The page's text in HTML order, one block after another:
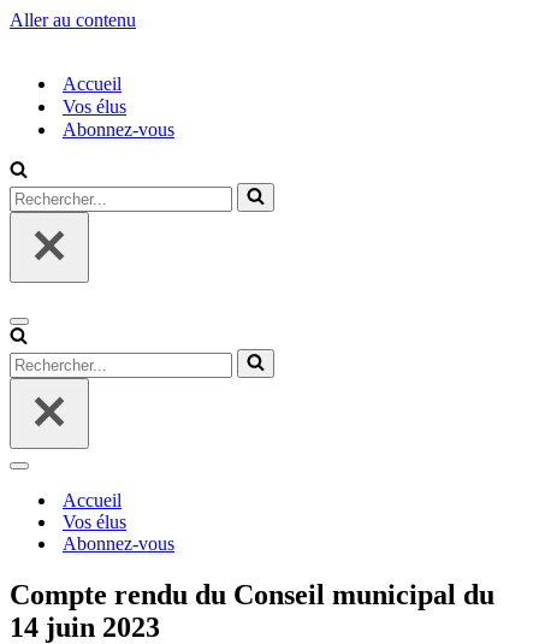
Aller au contenu
Accueil
Vos élus
Abonnez-vous
Rechercher...
Menu
de
navigation
Rechercher...
Menu
navigationAccueil
Vos élus
Abonnez-vous
Compte rendu du Conseil municipal du
14 juin 2023